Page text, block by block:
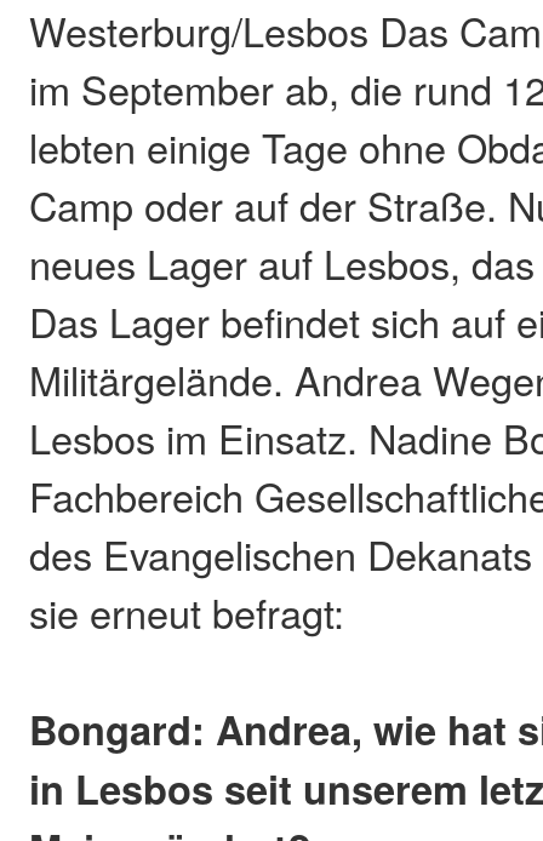
Westerburg/Lesbos Das
im September ab, die rund
lebten einige Tage ohne
Camp oder auf der Straße.
neues Lager auf Lesbos,
Das Lager befindet sich auf
Militärgelände. Andrea
Lesbos im Einsatz. Nadine
Fachbereich
des Evangelischen
sie erneut befragt:
Bongard: Andrea, wie hat
in Lesbos seit unserem